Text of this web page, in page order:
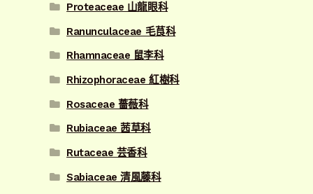
Proteaceae 山龍眼科
Ranunculaceae 毛茛科
Rhamnaceae 鼠李科
Rhizophoraceae 紅樹科
Rosaceae 薔薇科
Rubiaceae 茜草科
Rutaceae 芸香科
Sabiaceae 清風藤科